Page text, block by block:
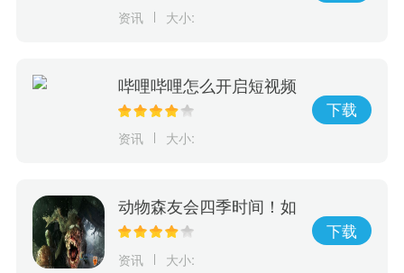
资讯 大小:
哔哩哔哩怎么开启短视频
字幕
资讯 大小:
下载
动物森友会四季时间！如
何利用游戏进行学习，玩
化！
资讯 大小:
下载